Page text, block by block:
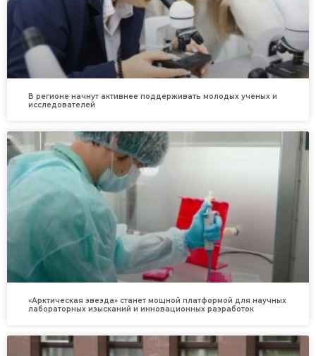
В регионе начнут активнее поддерживать молодых ученых и
исследователей
«Арктическая звезда» станет мощной платформой для научных
лабораторных изысканий и инновационных разработок